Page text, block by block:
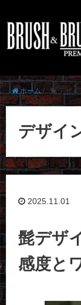
ホーム/ デザイ
デザイ
2025.11.01
髭デザ
感度と